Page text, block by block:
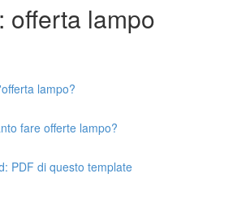
offerta lampo
lampo?
fare offerte lampo?
PDF di questo template